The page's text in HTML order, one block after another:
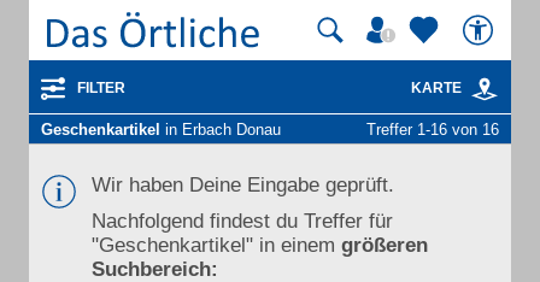
FILTER KARTE
Geschenkartikel in Erbach Donau Treffer 1-16 von 16
Wir haben Deine Eingabe geprüft.
Nachfolgend findest du Treffer für
"Geschenkartikel" in einem größeren
Suchbereich: